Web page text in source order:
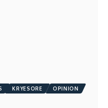
KRYESORE
OPINION